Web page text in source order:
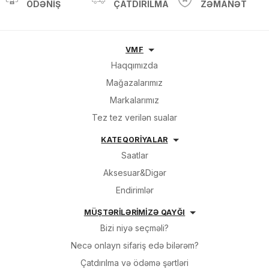
ÖDƏNIŞ ÇATDIRILMA ZƏMANƏT
VMF
Haqqımızda
Mağazalarımız
Markalarımız
Tez tez verilən sualar
KATEQORİYALAR
Saatlar
Aksesuar&Digər
Endirimlər
MÜŞTƏRİLƏRİMİZƏ QAYĞI
Bizi niyə seçməli?
Necə onlayn sifariş edə bilərəm?
Çatdırılma və ödəmə şərtləri